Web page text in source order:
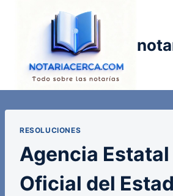
RESOLUCIONES
Agencia
Oficial del